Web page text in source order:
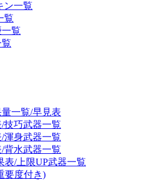
ン一覧
覧
覧
一覧/早見表
技巧武器一覧
渾身武器一覧
背水武器一覧
表/上限UP武器一覧
要度付き)